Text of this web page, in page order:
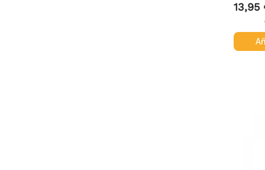
Precio
13,95